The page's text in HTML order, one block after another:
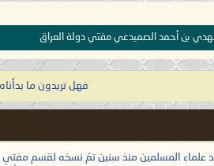
يسمون به، و هم أبعد
الله صلى الله عليه
لا يبقى من الإيمان
علماؤهم أشر خلق
من الولاة والحكام،
بن أحمد الصميدعي مفتي دولة العراق
« فهل تريدون ما
علماء المسلمين منذ سنين تمّ نسخه لقسم مفتي